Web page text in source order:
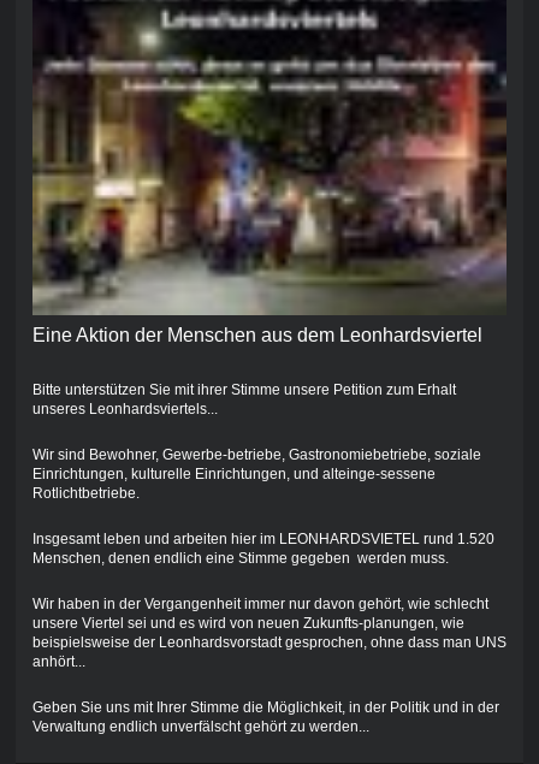
Eine Aktion der Menschen aus dem Leonhardsviertel
Bitte unterstützen Sie mit ihrer Stimme unsere Petition zum Erhalt
unseres Leonhardsviertels...
Wir sind Bewohner, Gewerbe-betriebe, Gastronomiebetriebe, soziale
Einrichtungen, kulturelle Einrichtungen, und alteinge-sessene
Rotlichtbetriebe.
Insgesamt leben und arbeiten hier im LEONHARDSVIETEL rund 1.520
Menschen, denen endlich eine Stimme gegeben werden muss.
Wir haben in der Vergangenheit immer nur davon gehört, wie schlecht
unsere Viertel sei und es wird von neuen Zukunfts-planungen, wie
beispielsweise der Leonhardsvorstadt gesprochen, ohne dass man UNS
anhört...
Geben Sie uns mit Ihrer Stimme die Möglichkeit, in der Politik und in der
Verwaltung endlich unverfälscht gehört zu werden...